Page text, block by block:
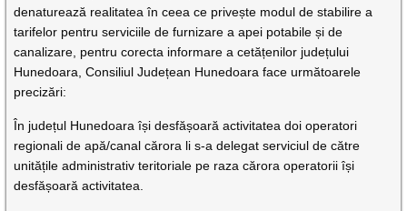
denaturează realitatea în ceea ce privește modul de stabilire a
tarifelor pentru serviciile de furnizare a apei potabile și de
canalizare, pentru corecta informare a cetățenilor județului
Hunedoara, Consiliul Județean Hunedoara face următoarele
precizări:
În județul Hunedoara își desfășoară activitatea doi operatori
regionali de apă/canal cărora li s-a delegat serviciul de către
unitățile administrativ teritoriale pe raza cărora operatorii își
desfășoară activitatea.